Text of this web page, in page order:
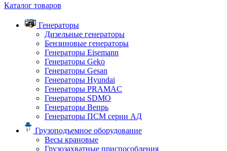
Каталог товаров
Генераторы
Дизельные генераторы
Бензиновые генераторы
Генераторы Eisemann
Генераторы Geko
Генераторы Gesan
Генераторы Hyundai
Генераторы PRAMAC
Генераторы SDMO
Генераторы Вепрь
Генераторы ПСМ серии АД
Грузоподъемное оборудование
Весы крановые
Грузозахватные приспособления